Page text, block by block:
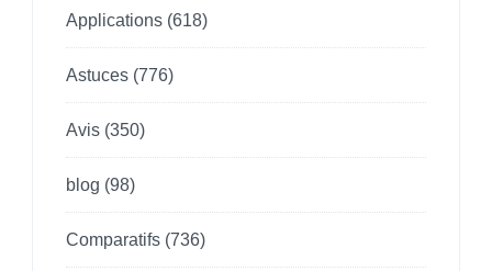
Applications (618)
Astuces (776)
Avis (350)
blog (98)
Comparatifs (736)